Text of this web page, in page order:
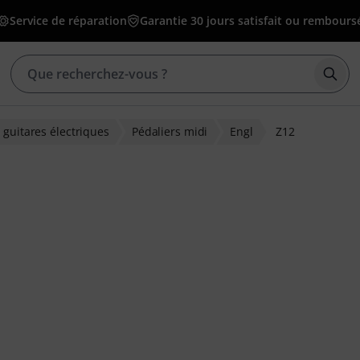
Service de réparation Garantie 30 jours satisfait ou
guitares électriques Pédaliers midi Engl Z12
clients